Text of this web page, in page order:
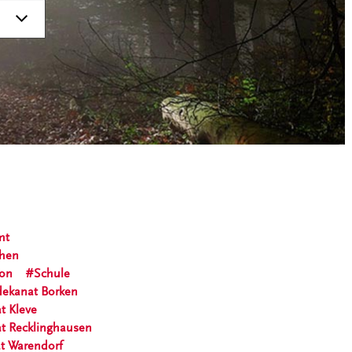
Schule
Borken
Kleve
Recklinghausen
Warendorf